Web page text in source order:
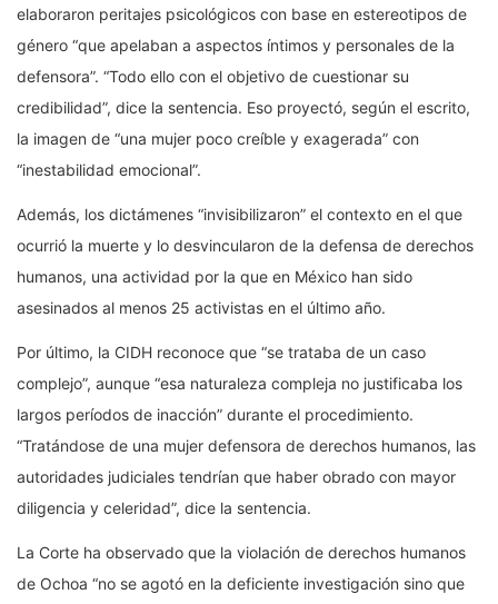
elaboraron peritajes psicológicos con base en estereotipos de
género “que apelaban a aspectos íntimos y personales de la
defensora”. “Todo ello con el objetivo de cuestionar su
credibilidad”, dice la sentencia. Eso proyectó, según el escrito,
la imagen de “una mujer poco creíble y exagerada” con
“inestabilidad emocional”.
Además, los dictámenes “invisibilizaron” el contexto en el que
ocurrió la muerte y lo desvincularon de la defensa de derechos
humanos, una actividad por la que en México han sido
asesinados al menos 25 activistas en el último año.
Por último, la CIDH reconoce que “se trataba de un caso
complejo”, aunque “esa naturaleza compleja no justificaba los
largos períodos de inacción” durante el procedimiento.
“Tratándose de una mujer defensora de derechos humanos, las
autoridades judiciales tendrían que haber obrado con mayor
diligencia y celeridad”, dice la sentencia.
La Corte ha observado que la violación de derechos humanos
de Ochoa “no se agotó en la deficiente investigación sino que